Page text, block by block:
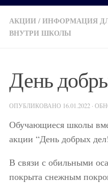
АКЦИИ/ИНФОРМАЦИЯ
ВНУТРИ ШКОЛЫ
День
ОПУБЛИКОВАНО 16.01.2022 ·
Обучающиеся школы
акции “День добрых
В связи с обильными
покрыта снежным